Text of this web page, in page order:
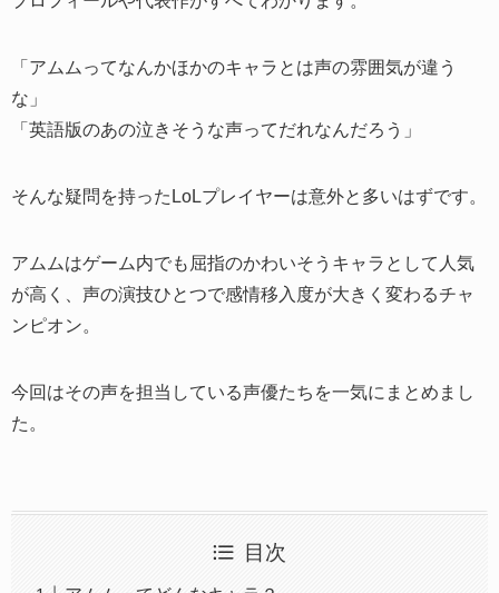
「アムムってなんかほかのキャラとは声の雰囲気が違う
な」
「英語版のあの泣きそうな声ってだれなんだろう」
そんな疑問を持ったLoLプレイヤーは意外と多いはずです。
アムムはゲーム内でも屈指のかわいそうキャラとして人気
が高く、声の演技ひとつで感情移入度が大きく変わるチャ
ンピオン。
今回はその声を担当している声優たちを一気にまとめまし
た。
目次